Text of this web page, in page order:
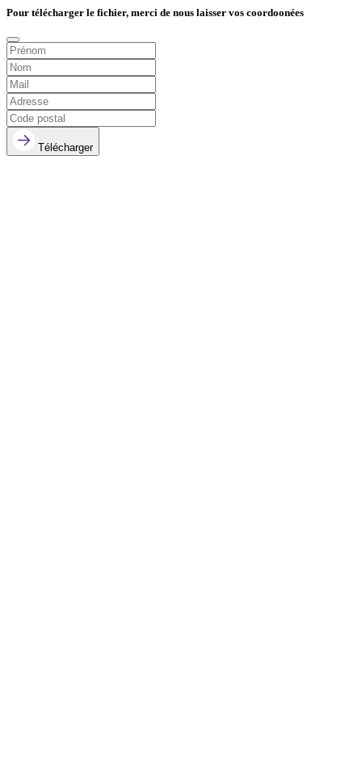
Pour télécharger le fichier, merci de nous laisser vos coordoonées
Télécharger